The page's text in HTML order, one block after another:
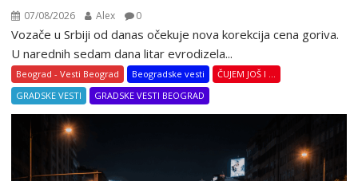
07/08/2026 Alex 0
Vozače u Srbiji od danas očekuje nova korekcija cena goriva.
U narednih sedam dana litar evrodizela...
Beograd - Vesti Beograd Beogradske vesti
ČUJEM JOŠ I ...
GRADSKE VESTI
GRADSKE VESTI BEOGRAD